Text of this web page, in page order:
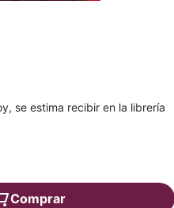
se estima recibir en la librería
Comprar